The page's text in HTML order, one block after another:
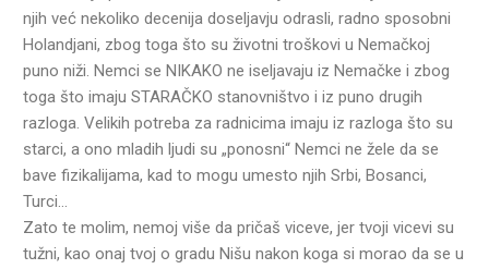
njih već nekoliko decenija doseljavju odrasli, radno sposobni
Holandjani, zbog toga što su životni troškovi u Nemačkoj
puno niži. Nemci se NIKAKO ne iseljavaju iz Nemačke i zbog
toga što imaju STARAČKO stanovništvo i iz puno drugih
razloga. Velikih potreba za radnicima imaju iz razloga što su
starci, a ono mladih ljudi su „ponosni“ Nemci ne žele da se
bave fizikalijama, kad to mogu umesto njih Srbi, Bosanci,
Turci…
Zato te molim, nemoj više da pričaš viceve, jer tvoji vicevi su
tužni, kao onaj tvoj o gradu Nišu nakon koga si morao da se u